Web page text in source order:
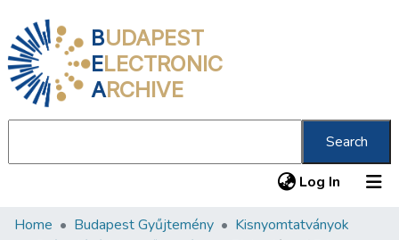
BUDAPEST
ELECTRONIC
ARCHIVE
Search
Log In (current)
Communities & Collections
Home Budapest Gyűjtemény
Kisnyomtatványok